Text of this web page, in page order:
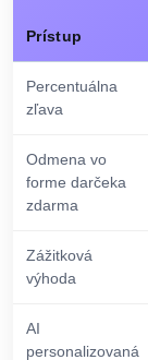
Prístup
Percentuálna
zľava
Odmena vo
forme darčeka
zdarma
Zážitková
výhoda
AI
personalizovaná